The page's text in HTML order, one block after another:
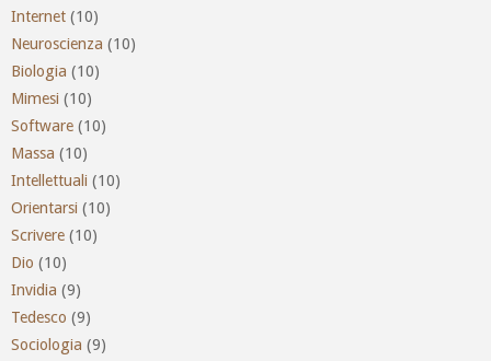
Internet (10)
Neuroscienza (10)
Biologia (10)
Mimesi (10)
Software (10)
Massa (10)
Intellettuali (10)
Orientarsi (10)
Scrivere (10)
Dio (10)
Invidia (9)
Tedesco (9)
Sociologia (9)